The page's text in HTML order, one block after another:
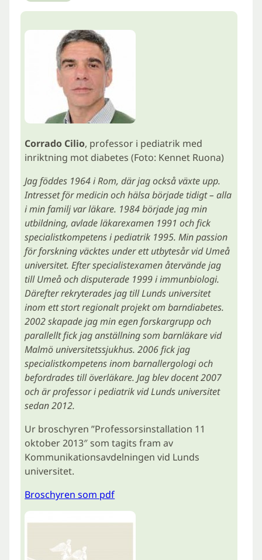
Corrado Cilio, professor i pediatrik med
inriktning mot diabetes (Foto: Kennet Ruona)
Jag föddes 1964 i Rom, där jag också växte upp.
Intresset för medicin och hälsa började tidigt – alla
i min familj var läkare. 1984 började jag min
utbildning, avlade läkarexamen 1991 och fick
specialistkompetens i pediatrik 1995. Min passion
för forskning väcktes under ett utbytesår vid Umeå
universitet. Efter specialistexamen återvände jag
till Umeå och disputerade 1999 i immunbiologi.
Därefter rekryterades jag till Lunds universitet
inom ett stort regionalt projekt om barndiabetes.
2002 skapade jag min egen forskargrupp och
parallellt fick jag anställning som barnläkare vid
Malmö universitetssjukhus. 2006 fick jag
specialistkompetens inom barnallergologi och
befordrades till överläkare. Jag blev docent 2007
och är professor i pediatrik vid Lunds universitet
sedan 2012.
Ur broschyren ”Professorsinstallation 11
oktober 2013″ som tagits fram av
Kommunikationsavdelningen vid Lunds
universitet.
Broschyren som pdf